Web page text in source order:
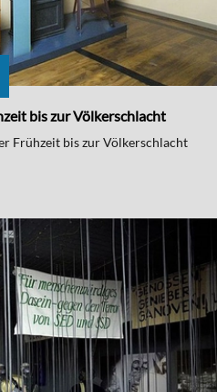
bis zur Völkerschlacht
Frühzeit bis zur Völkerschlacht